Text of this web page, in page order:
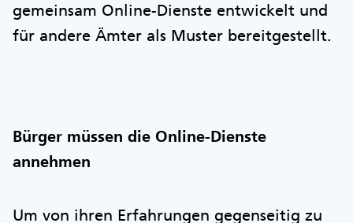
gemeinsam Online-Dienste entwickelt und
für andere Ämter als Muster bereitgestellt.
Bürger müssen die Online-Dienste
annehmen
Um von ihren Erfahrungen gegenseitig zu